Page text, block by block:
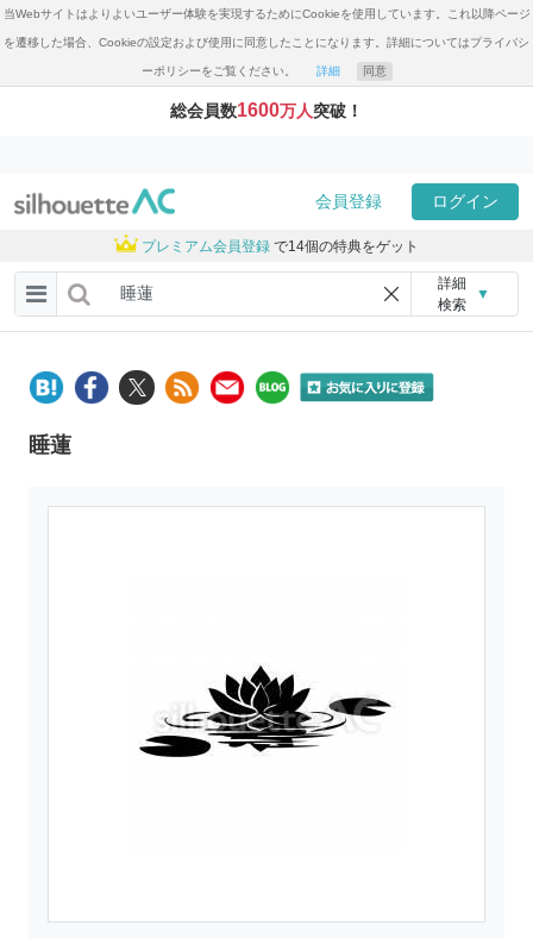
当Webサイトはよりよいユーザー体験を実現するためにCookieを使用しています。これ以降ページ
を遷移した場合、Cookieの設定および使用に同意したことになります。詳細についてはプライバシ
ーポリシーをご覧ください。 詳細 同意
総会員数1600万人突破！
会員登録 ログイン
プレミアム会員登録 で14個の特典をゲット
詳細
検索
▼
睡蓮